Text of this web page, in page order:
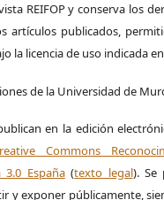
REIFOP y conserva los
artículos publicados,
la licencia de uso indicada
de la Universidad de
en la edición
Commons
3.0 España(texto legal). Se
y exponer públicamente,